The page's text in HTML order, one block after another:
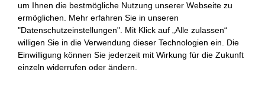
um Ihnen die bestmögliche Nutzung unserer Webseite zu
ermöglichen. Mehr erfahren Sie in unseren
"Datenschutzeinstellungen". Mit Klick auf „Alle zulassen“
willigen Sie in die Verwendung dieser Technologien ein. Die
Einwilligung können Sie jederzeit mit Wirkung für die Zukunft
einzeln widerrufen oder ändern.